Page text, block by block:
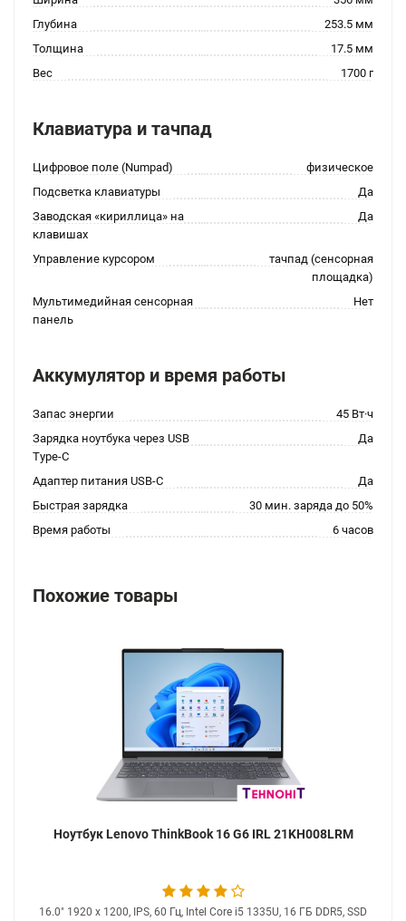
Глубина
253.5 мм
Толщина
17.5 мм
Вес
1700 г
Клавиатура и тачпад
Цифровое поле (Numpad)
физическое
Подсветка клавиатуры
Да
Заводская «кириллица» на
клавишах
Да
Управление курсором
тачпад (сенсорная
площадка)
Мультимедийная сенсорная
панель
Нет
Аккумулятор и время работы
Запас энергии
45 Вт·ч
Зарядка ноутбука через USB
Type-C
Да
Адаптер питания USB-C
Да
Быстрая зарядка
30 мин. заряда до 50%
Время работы
6 часов
Похожие товары
Ноутбук Lenovo ThinkBook 16 G6 IRL 21KH008LRM
16.0" 1920 x 1200, IPS, 60 Гц, Intel Core i5 1335U, 16 ГБ DDR5, SSD